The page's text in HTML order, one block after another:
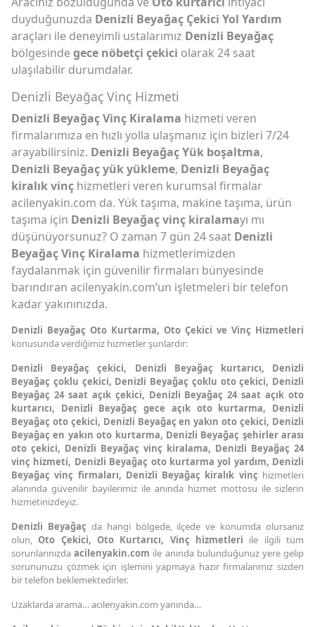
duyduğunuzda Denizli Beyağaç Çekici Yol Yardım
araçları ile deneyimli ustalarımız Denizli Beyağaç
bölgesindegece nöbetçi çekici olarak 24 saat
ulaşılabilir durumdalar.
Denizli Beyağaç Vinç Hizmeti
Denizli Beyağaç Vinç Kiralama hizmeti veren
firmalarımıza en hızlı yolla ulaşmanız için bizleri 7/24
arayabilirsiniz. Denizli Beyağaç Yük boşaltma,
Denizli Beyağaç yük yükleme, Denizli Beyağaç
kiralık vinç hizmetleri veren kurumsal firmalar
acilenyakin.com da. Yük taşıma, makine taşıma, ürün
taşıma için Denizli Beyağaç vinç kiralamayı mı
düşünüyorsunuz? O zaman 7 gün 24 saat Denizli
Beyağaç Vinç Kiralama hizmetlerimizden
faydalanmak için güvenilir firmaları bünyesinde
barındıran acilenyakin.com’un işletmeleri bir telefon
kadar yakınınızda.
Denizli Beyağaç Oto Kurtarma, Oto Çekici ve Vinç Hizmetleri
konusunda verdiğimiz hizmetler şunlardır:
Denizli Beyağaç çekici, Denizli Beyağaç kurtarıcı, Denizli
Beyağaç çoklu çekici, Denizli Beyağaç çoklu oto çekici, Denizli
Beyağaç 24 saat açık çekici, Denizli Beyağaç 24 saat açık oto
kurtarıcı, Denizli Beyağaç gece açık oto kurtarma, Denizli
Beyağaç oto çekici, Denizli Beyağaç en yakın oto çekici, Denizli
Beyağaç en yakın oto kurtarma, Denizli Beyağaç şehirler arası
oto çekici, Denizli Beyağaç vinç kiralama, Denizli Beyağaç 24
vinç hizmeti, Denizli Beyağaç oto kurtarma yol yardım, Denizli
Beyağaç vinç firmaları, Denizli Beyağaç kiralık vinç hizmetleri
alanında güvenilir bayilerimiz ile anında hizmet mottosu ile sizlerin
hizmetinizdeyiz.
Denizli Beyağaç da hangi bölgede, ilçede ve konumda olursanız
olun,Oto Çekici,Oto Kurtarıcı, Vinç hizmetleri ile ilgili tüm
sorunlarınızdaacilenyakin.com ile anında bulunduğunuz yere gelip
sorununuzu çözmek için işlemini yapmaya hazır firmalarımız sizden
bir telefon beklemektedirler.
Uzaklarda arama… acilenyakin.com yanında…